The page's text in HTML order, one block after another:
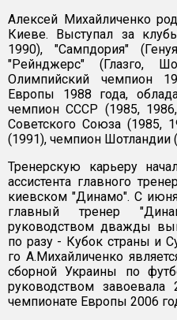
Алексей Михайличенко
Киеве. Выступал за
1990), "Сампдория"
"Рейнджерс" (Глазго,
Олимпийский чемпион
Европы 1988 года,
чемпион СССР (1985,
Советского Союза (1985,
(1991), чемпион Шотландии
Тренерскую карьеру
ассистента главного
киевском "Динамо". С
главный тренер
руководством дважды
по разу - Кубок страны и
го А.Михайличенко
сборной Украины по
руководством
чемпионате Европы 2006